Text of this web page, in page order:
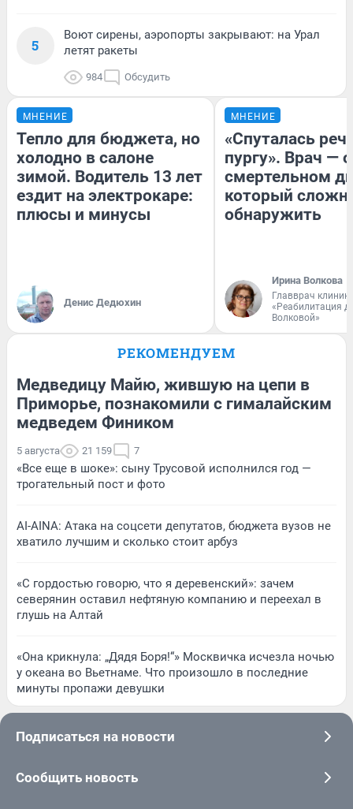
5
Воют сирены, аэропорты закрывают: на Урал
летят ракеты
984 Обсудить
МНЕНИЕ
Тепло для бюджета, но
холодно в салоне
зимой. Водитель 13 лет
ездит на электрокаре:
плюсы и минусы
Денис Дедюхин
МНЕНИЕ
«Спуталась
пургу». Врач — о
смертельном
который
обнаружить
Ирина Волкова
Главврач
«Реабилитация
Волковой»
РЕКОМЕНДУЕМ
Медведицу Майю, жившую на цепи в
Приморье, познакомили с гималайским
медведем Фиником
5 августа 21 159 7
«Все еще в шоке»: сыну Трусовой исполнился год —
трогательный пост и фото
AI-AINA: Атака на соцсети депутатов, бюджета вузов не
хватило лучшим и сколько стоит арбуз
«С гордостью говорю, что я деревенский»: зачем
северянин оставил нефтяную компанию и переехал в
глушь на Алтай
«Она крикнула: „Дядя Боря!“» Москвичка исчезла ночью
у океана во Вьетнаме. Что произошло в последние
минуты пропажи девушки
Подписаться на новости
Сообщить новость